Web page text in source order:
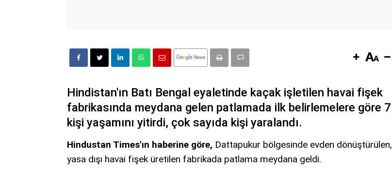
Hindistan'ın Batı Bengal eyaletinde kaçak işletilen havai fişek
fabrikasında meydana gelen patlamada ilk belirlemelere göre 7
kişi yaşamını yitirdi, çok sayıda kişi yaralandı.
Hindustan Times'ın haberine göre, Dattapukur bölgesinde evden dönüştürülen,
yasa dışı havai fişek üretilen fabrikada patlama meydana geldi.